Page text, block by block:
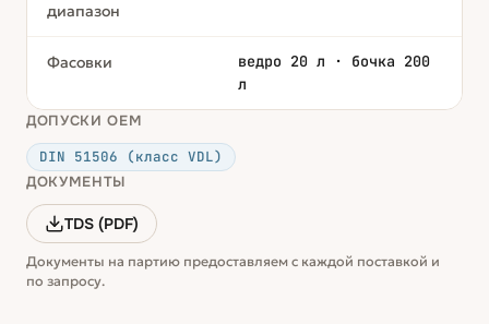
диапазон
Фасовки
ведро 20 л · бочка 200
л
ДОПУСКИ OEM
DIN 51506 (класс VDL)
ДОКУМЕНТЫ
TDS (PDF)
Документы на партию предоставляем с каждой поставкой и
по запросу.